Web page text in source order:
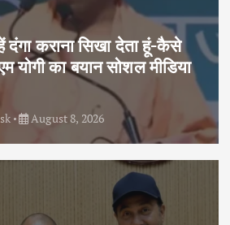
कराना सिखा देता हूं-कैसे
योगी का बयान सोशल मीडिया
August 8, 2026